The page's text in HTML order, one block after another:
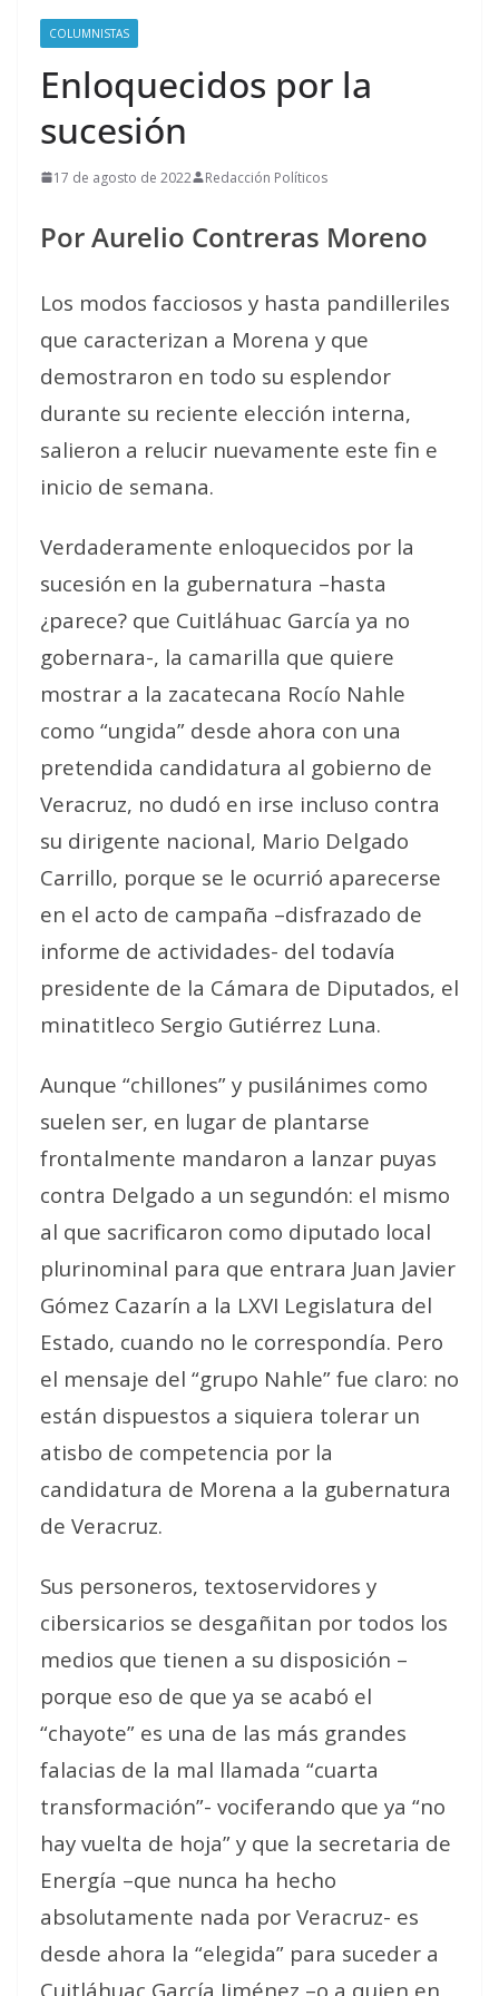
COLUMNISTAS
Enloquecidos por la
sucesión
17 de agosto de 2022 Redacción Políticos
Por Aurelio Contreras Moreno
Los modos facciosos y hasta pandilleriles
que caracterizan a Morena y que
demostraron en todo su esplendor
durante su reciente elección interna,
salieron a relucir nuevamente este fin e
inicio de semana.
Verdaderamente enloquecidos por la
sucesión en la gubernatura –hasta
¿parece? que Cuitláhuac García ya no
gobernara-, la camarilla que quiere
mostrar a la zacatecana Rocío Nahle
como “ungida” desde ahora con una
pretendida candidatura al gobierno de
Veracruz, no dudó en irse incluso contra
su dirigente nacional, Mario Delgado
Carrillo, porque se le ocurrió aparecerse
en el acto de campaña –disfrazado de
informe de actividades- del todavía
presidente de la Cámara de Diputados, el
minatitleco Sergio Gutiérrez Luna.
Aunque “chillones” y pusilánimes como
suelen ser, en lugar de plantarse
frontalmente mandaron a lanzar puyas
contra Delgado a un segundón: el mismo
al que sacrificaron como diputado local
plurinominal para que entrara Juan Javier
Gómez Cazarín a la LXVI Legislatura del
Estado, cuando no le correspondía. Pero
el mensaje del “grupo Nahle” fue claro: no
están dispuestos a siquiera tolerar un
atisbo de competencia por la
candidatura de Morena a la gubernatura
de Veracruz.
Sus personeros, textoservidores y
cibersicarios se desgañitan por todos los
medios que tienen a su disposición –
porque eso de que ya se acabó el
“chayote” es una de las más grandes
falacias de la mal llamada “cuarta
transformación”- vociferando que ya “no
hay vuelta de hoja” y que la secretaria de
Energía –que nunca ha hecho
absolutamente nada por Veracruz- es
desde ahora la “elegida” para suceder a
Cuitláhuac García Jiménez –o a quien en